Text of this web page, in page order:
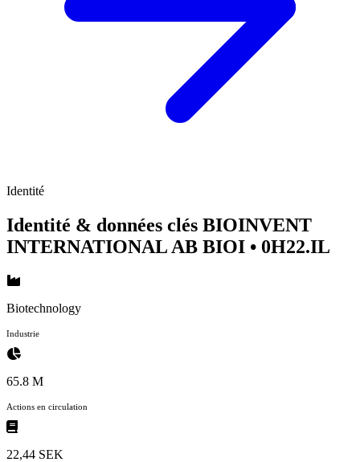
Identité
Identité & données clés BIOINVENT
INTERNATIONAL AB BIOI • 0H22.IL
Biotechnology
Industrie
65.8 M
Actions en circulation
22,44 SEK